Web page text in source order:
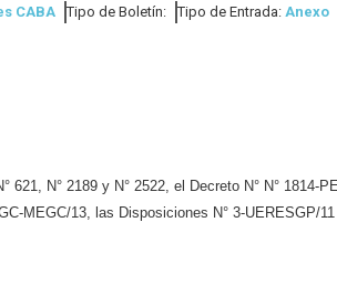
CABA Tipo de Boletín: Tipo de Entrada: Anexo
621, N° 2189 y N° 2522, el Decreto N° N° 1814-
MEGC/13, las Disposiciones N° 3-UERESGP/